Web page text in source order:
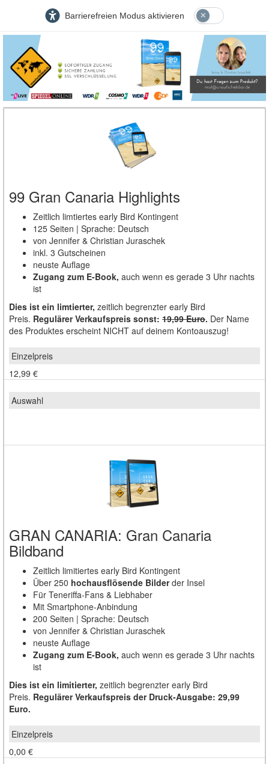
Barrierefreien Modus aktivieren
99 Gran Canaria Highlights
Zeitlich limtiertes early Bird Kontingent
125 Seiten | Sprache: Deutsch
von Jennifer & Christian Juraschek
inkl. 3 Gutscheinen
neuste Auflage
Zugang zum E-Book, auch wenn es gerade 3 Uhr nachts
ist
Dies ist ein limtierter, zeitlich begrenzter early Bird
Preis. Regulärer Verkaufspreis sonst: 19,99 Euro. Der Name
des Produktes erscheint NICHT auf deinem Kontoauszug!
12,99 €
GRAN CANARIA: Gran Canaria
Bildband
Zeitlich limitiertes early Bird Kontingent
Über 250 hochausflösende Bilderder Insel
Für Teneriffa-Fans & Liebhaber
Mit Smartphone-Anbindung
200 Seiten | Sprache: Deutsch
von Jennifer & Christian Juraschek
neuste Auflage
Zugang zum E-Book, auch wenn es gerade 3 Uhr nachts
ist
Dies ist ein limitierter, zeitlich begrenzter early Bird
Preis. Regulärer Verkaufspreis der Druck-Ausgabe: 29,99
Euro.
0,00 €